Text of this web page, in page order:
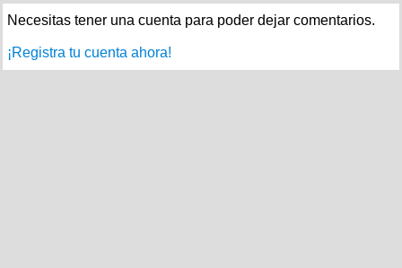
Necesitas tener una cuenta para poder dejar comentarios.
¡Registra tu cuenta ahora!